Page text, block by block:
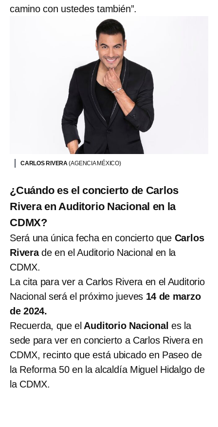
camino con ustedes también”.
CARLOS RIVERA(AGENCIA MÉXICO)
¿Cuándo es el concierto de Carlos
Rivera en Auditorio Nacional en la
CDMX?
Será una única fecha en concierto que Carlos
Riverade en el Auditorio Nacional en la
CDMX.
La cita para ver a Carlos Rivera en el Auditorio
Nacional será el próximo jueves 14 de marzo
de 2024.
Recuerda, que el Auditorio Nacional es la
sede para ver en concierto a Carlos Rivera en
CDMX, recinto que está ubicado en Paseo de
la Reforma 50 en la alcaldía Miguel Hidalgo de
la CDMX.